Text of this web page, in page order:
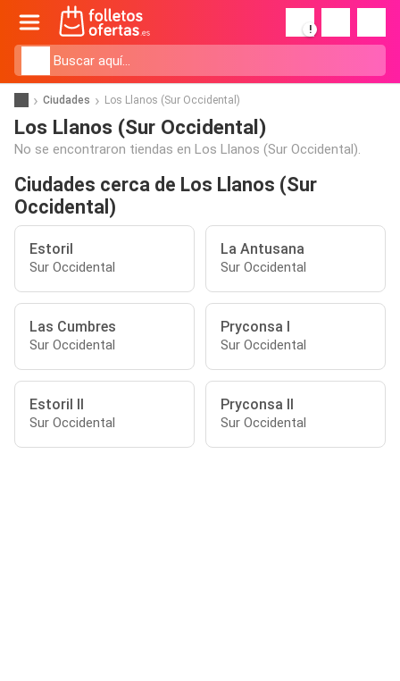
!
Ciudades Los Llanos (Sur Occidental)
Los Llanos (Sur Occidental)
No se encontraron tiendas en Los Llanos (Sur Occidental).
Ciudades cerca de Los Llanos (Sur
Occidental)
Estoril
Sur Occidental
La Antusana
Sur Occidental
Las Cumbres
Sur Occidental
Pryconsa I
Sur Occidental
Estoril II
Sur Occidental
Pryconsa II
Sur Occidental